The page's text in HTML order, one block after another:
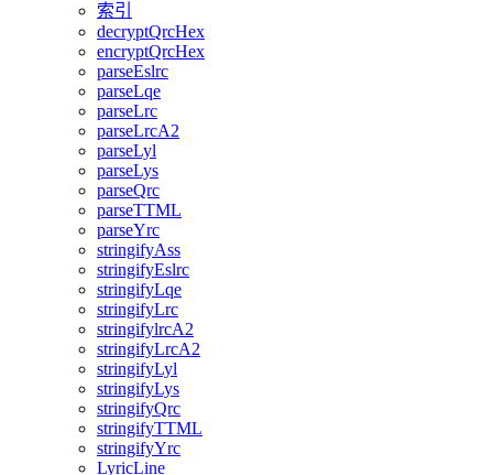
索引
decryptQrcHex
encryptQrcHex
parseEslrc
parseLqe
parseLrc
parseLrcA2
parseLyl
parseLys
parseQrc
parseTTML
parseYrc
stringifyAss
stringifyEslrc
stringifyLqe
stringifyLrc
stringifylrcA2
stringifyLrcA2
stringifyLyl
stringifyLys
stringifyQrc
stringifyTTML
stringifyYrc
LyricLine